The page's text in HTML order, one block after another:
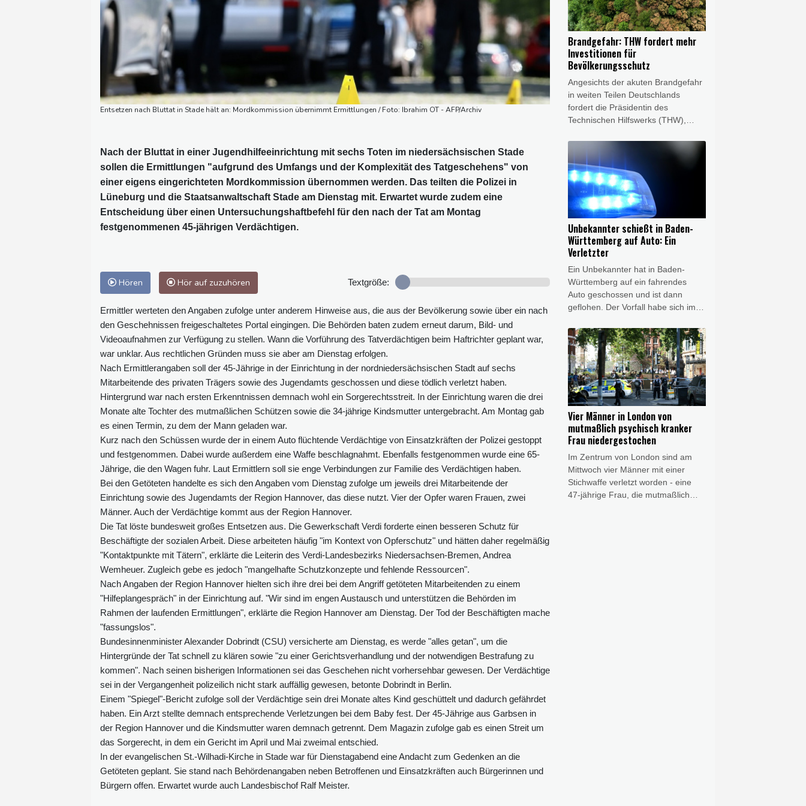
Entsetzen nach Bluttat in Stade hält an: Mordkommission übernimmt Ermittlungen / Foto: Ibrahim OT - AFP/Archiv
Nach der Bluttat in einer Jugendhilfeeinrichtung mit sechs Toten im niedersächsischen Stade
sollen die Ermittlungen "aufgrund des Umfangs und der Komplexität des Tatgeschehens" von
einer eigens eingerichteten Mordkommission übernommen werden. Das teilten die Polizei in
Lüneburg und die Staatsanwaltschaft Stade am Dienstag mit. Erwartet wurde zudem eine
Entscheidung über einen Untersuchungshaftbefehl für den nach der Tat am Montag
festgenommenen 45-jährigen Verdächtigen.
Hören Hör auf zuzuhören Textgröße:
Ermittler werteten den Angaben zufolge unter anderem Hinweise aus, die aus der Bevölkerung sowie über ein nach
den Geschehnissen freigeschaltetes Portal eingingen. Die Behörden baten zudem erneut darum, Bild- und
Videoaufnahmen zur Verfügung zu stellen. Wann die Vorführung des Tatverdächtigen beim Haftrichter geplant war,
war unklar. Aus rechtlichen Gründen muss sie aber am Dienstag erfolgen.
Nach Ermittlerangaben soll der 45-Jährige in der Einrichtung in der nordniedersächsischen Stadt auf sechs
Mitarbeitende des privaten Trägers sowie des Jugendamts geschossen und diese tödlich verletzt haben.
Hintergrund war nach ersten Erkenntnissen demnach wohl ein Sorgerechtsstreit. In der Einrichtung waren die drei
Monate alte Tochter des mutmaßlichen Schützen sowie die 34-jährige Kindsmutter untergebracht. Am Montag gab
es einen Termin, zu dem der Mann geladen war.
Kurz nach den Schüssen wurde der in einem Auto flüchtende Verdächtige von Einsatzkräften der Polizei gestoppt
und festgenommen. Dabei wurde außerdem eine Waffe beschlagnahmt. Ebenfalls festgenommen wurde eine 65-
Jährige, die den Wagen fuhr. Laut Ermittlern soll sie enge Verbindungen zur Familie des Verdächtigen haben.
Bei den Getöteten handelte es sich den Angaben vom Dienstag zufolge um jeweils drei Mitarbeitende der
Einrichtung sowie des Jugendamts der Region Hannover, das diese nutzt. Vier der Opfer waren Frauen, zwei
Männer. Auch der Verdächtige kommt aus der Region Hannover.
Die Tat löste bundesweit großes Entsetzen aus. Die Gewerkschaft Verdi forderte einen besseren Schutz für
Beschäftigte der sozialen Arbeit. Diese arbeiteten häufig "im Kontext von Opferschutz" und hätten daher regelmäßig
"Kontaktpunkte mit Tätern", erklärte die Leiterin des Verdi-Landesbezirks Niedersachsen-Bremen, Andrea
Wemheuer. Zugleich gebe es jedoch "mangelhafte Schutzkonzepte und fehlende Ressourcen".
Nach Angaben der Region Hannover hielten sich ihre drei bei dem Angriff getöteten Mitarbeitenden zu einem
"Hilfeplangespräch" in der Einrichtung auf. "Wir sind im engen Austausch und unterstützen die Behörden im
Rahmen der laufenden Ermittlungen", erklärte die Region Hannover am Dienstag. Der Tod der Beschäftigten mache
"fassungslos".
Bundesinnenminister Alexander Dobrindt (CSU) versicherte am Dienstag, es werde "alles getan", um die
Hintergründe der Tat schnell zu klären sowie "zu einer Gerichtsverhandlung und der notwendigen Bestrafung zu
kommen". Nach seinen bisherigen Informationen sei das Geschehen nicht vorhersehbar gewesen. Der Verdächtige
sei in der Vergangenheit polizeilich nicht stark auffällig gewesen, betonte Dobrindt in Berlin.
Einem "Spiegel"-Bericht zufolge soll der Verdächtige sein drei Monate altes Kind geschüttelt und dadurch gefährdet
haben. Ein Arzt stellte demnach entsprechende Verletzungen bei dem Baby fest. Der 45-Jährige aus Garbsen in
der Region Hannover und die Kindsmutter waren demnach getrennt. Dem Magazin zufolge gab es einen Streit um
das Sorgerecht, in dem ein Gericht im April und Mai zweimal entschied.
In der evangelischen St.-Wilhadi-Kirche in Stade war für Dienstagabend eine Andacht zum Gedenken an die
Getöteten geplant. Sie stand nach Behördenangaben neben Betroffenen und Einsatzkräften auch Bürgerinnen und
Bürgern offen. Erwartet wurde auch Landesbischof Ralf Meister.
York verkündet. Diese hatte Cal-
Maine Foods, Versova und
Hickman's Egg Ranch vorgeworfen,
über Jahre hinweg illegale
Absprachen zur Beeinflussung der
Eierpreise getätigt zu haben.
Brandgefahr: THW fordert mehr
Investitionen für
Bevölkerungsschutz
Angesichts der akuten Brandgefahr
in weiten Teilen Deutschlands
fordert die Präsidentin des
Technischen Hilfswerks (THW),
Bund. "Die hohe Waldbrandgefahr
derzeit zeigt, wie wichtig ein
leistungsfähiger
Bevölkerungsschutz ist", sagte
Lackner der "Rheinischen Post"
(Donnerstagsausgabe). Durch die
Folgen des Klimawandels würden
solche Gefahrenlagen häufiger
auftreten.
Unbekannter schießt in Baden-
Württemberg auf Auto: Ein
Verletzter
Ein Unbekannter hat in Baden-
Württemberg auf ein fahrendes
Auto geschossen und ist dann
geflohen. Der Vorfall habe sich im in
Ort Eningen ereignet, teilte am
Mittwochabend die Polizei mit.
Ersten Ermittlungen zufolge sei ein
39-Jähriger mit seinem mit drei
Personen besetzten Mercedes
unterwegs gewesen, als plötzlich
ein maskierter Mann vor das Auto
gesprungen "und wohl zielgerichtet
mindestens einen Schuss auf den
Wagen abgegeben" habe.
Vier Männer in London von
mutmaßlich psychisch kranker
Frau niedergestochen
Im Zentrum von London sind am
Mittwoch vier Männer mit einer
Stichwaffe verletzt worden - eine
47-jährige Frau, die mutmaßlich